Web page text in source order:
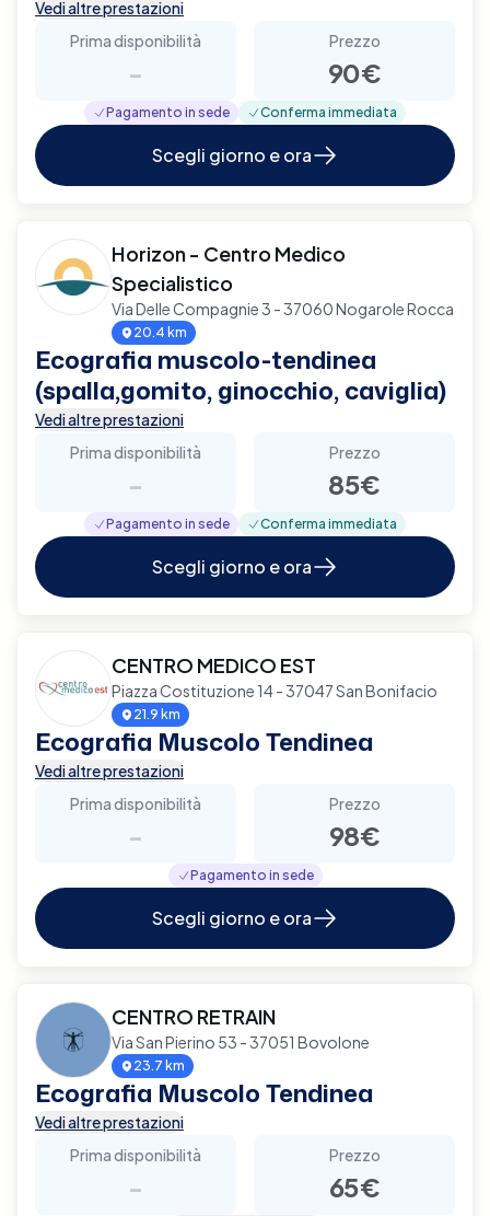
Vedi altre prestazioni
Prima disponibilità
-
Prezzo
90€
Pagamento in sede Conferma immediata
Scegli giorno e ora
Horizon - Centro Medico
Specialistico
Via Delle Compagnie 3 - 37060 Nogarole Rocca
20.4 km
Ecografia muscolo-tendinea
(spalla,gomito, ginocchio, caviglia)
Vedi altre prestazioni
Prima disponibilità
-
Prezzo
85€
Pagamento in sede Conferma immediata
Scegli giorno e ora
CENTRO MEDICO EST
Piazza Costituzione 14 - 37047 San Bonifacio
21.9 km
Ecografia Muscolo Tendinea
Vedi altre prestazioni
Prima disponibilità
-
Prezzo
98€
Pagamento in sede
Scegli giorno e ora
CENTRO RETRAIN
Via San Pierino 53 - 37051 Bovolone
23.7 km
Ecografia Muscolo Tendinea
Vedi altre prestazioni
Prima disponibilità
-
Prezzo
65€